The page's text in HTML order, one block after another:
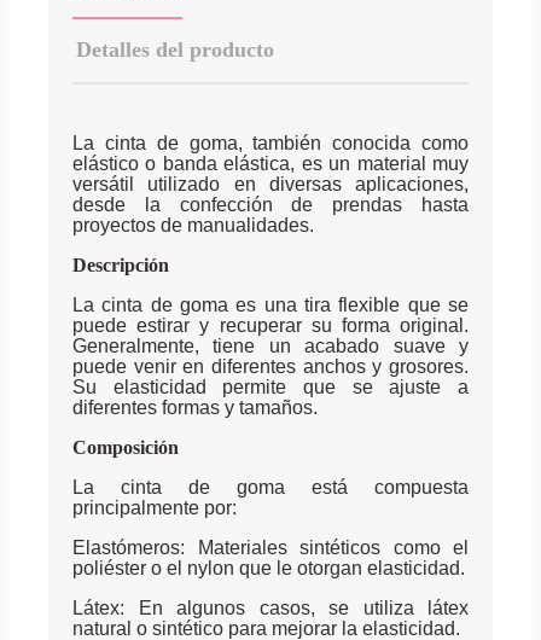
Detalles del producto
La cinta de goma, también conocida como
elástico o banda elástica, es un material muy
versátil utilizado en diversas aplicaciones,
desde la confección de prendas hasta
proyectos de manualidades.
Descripción
La cinta de goma es una tira flexible que se
puede estirar y recuperar su forma original.
Generalmente, tiene un acabado suave y
puede venir en diferentes anchos y grosores.
Su elasticidad permite que se ajuste a
diferentes formas y tamaños.
Composición
La cinta de goma está compuesta
principalmente por:
Elastómeros: Materiales sintéticos como el
poliéster o el nylon que le otorgan elasticidad.
Látex: En algunos casos, se utiliza látex
natural o sintético para mejorar la elasticidad.